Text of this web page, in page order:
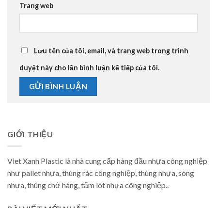
Trang web
Lưu tên của tôi, email, và trang web trong trình
duyệt này cho lần bình luận kế tiếp của tôi.
GIỚI THIỆU
Viet Xanh Plastic là nhà cung cấp hàng đầu nhựa công nghiệp
như pallet nhựa, thùng rác công nghiệp, thùng nhựa, sóng
nhựa, thùng chở hàng, tấm lót nhựa công nghiệp..